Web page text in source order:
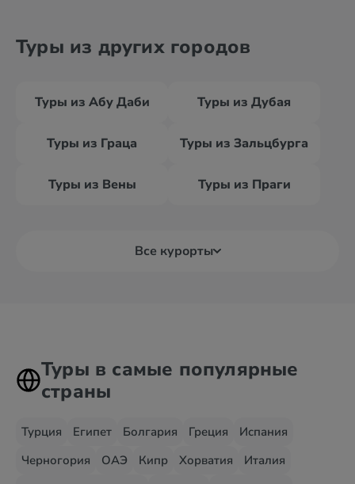
Туры из других городов
Туры из Абу Даби Туры из Дубая
Туры из Граца Туры из Зальцбурга
Туры из Вены Туры из Праги
Все курорты
Туры в самые популярные
страны
Турция Египет Болгария Греция
Испания
Черногория
ОАЭ Кипр Хорватия
Италия